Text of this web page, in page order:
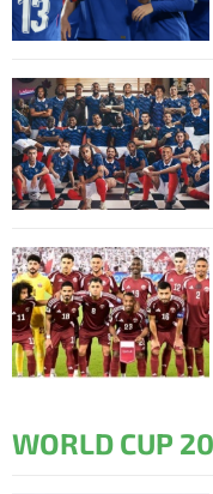
WORLD CUP